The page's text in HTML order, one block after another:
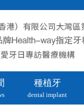
種植牙
dental implant